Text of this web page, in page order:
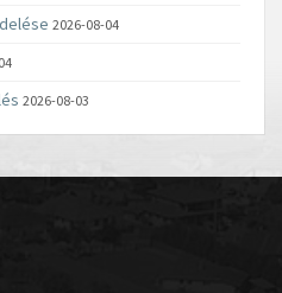
2026-08-04
2026-08-03